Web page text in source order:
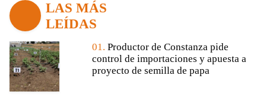
LAS MÁS
LEÍDAS
01. Productor de Constanza pide
control de importaciones y apuesta a
proyecto de semilla de papa